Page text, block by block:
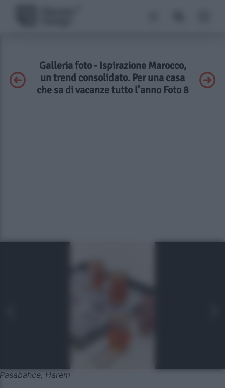
Galleria foto - Ispirazione Marocco,
un trend consolidato. Per una casa
che sa di vacanze tutto l’anno Foto 8
Pasabahce, Harem